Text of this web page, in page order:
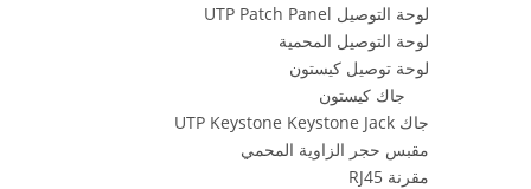
لوحة التوصيل UTP Patch Panel
لوحة التوصيل المحمية
لوحة توصيل كيستون
جاك كيستون
جاك UTP Keystone Keystone Jack
مقبس حجر الزاوية المحمي
مقرنة RJ45